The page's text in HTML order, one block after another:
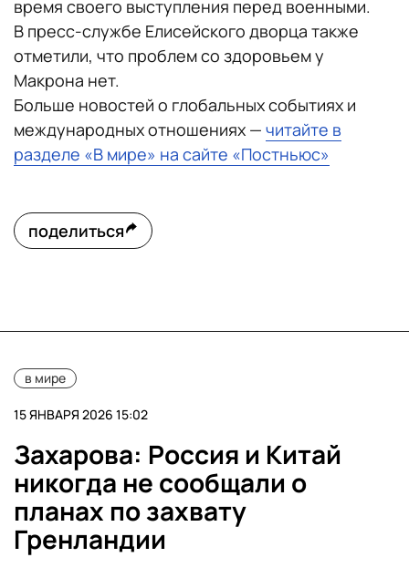
время своего выступления перед военными.
В пресс-службе Елисейского дворца также
отметили, что проблем со здоровьем у
Макрона нет.
Больше новостей о глобальных событиях и
международных отношениях — читайте в
разделе «В мире» на сайте «Постньюс»
поделиться
в мире
15 ЯНВАРЯ 2026 15:02
Захарова: Россия и Китай
никогда не сообщали о
планах по захвату
Гренландии